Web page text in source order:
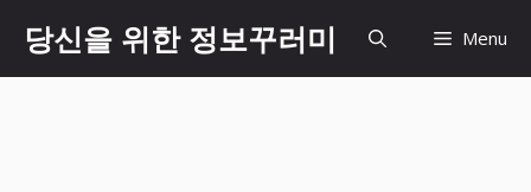
content
당신을 위한 정보꾸러미 Menu